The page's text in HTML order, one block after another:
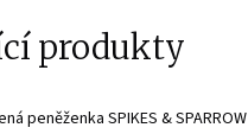
produkty
peněženka SPIKES & SPARROW